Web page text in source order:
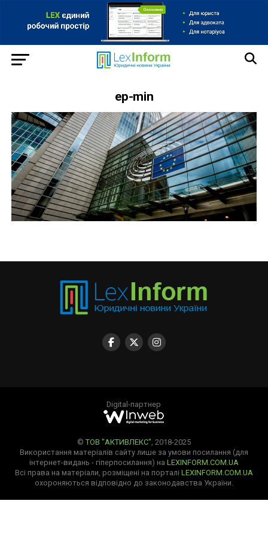
ep-min
Digital-партнер
© ТОВ "АКТИВЛЕКС" , 2018-2025
Використання матеріалів сайту лише за умови посилання (для
інтернет-видань - гіперпосилання) на LEXINFORM.COM.UA
Всі права на матеріали, розміщені на порталі LEXINFORM.COM.UA
охороняються відповідно до законодавства України.